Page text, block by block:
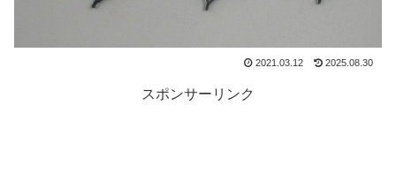
2021.03.12 2025.08.30
スポンサーリンク